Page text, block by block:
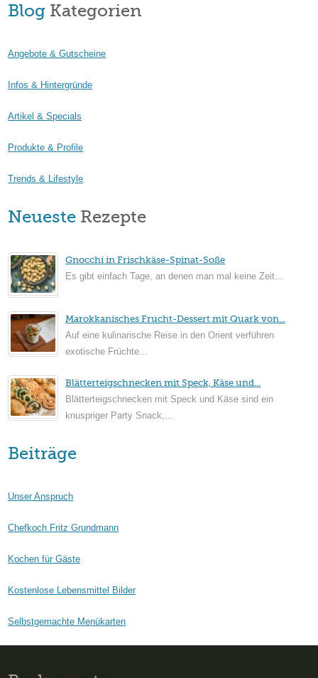
Blog Kategorien
Angebote & Gutscheine
Infos & Hintergründe
Artikel & Specials
Produkte & Profile
Trends & Lifestyle
Neueste Rezepte
Gnocchi in Frischkäse-Spinat-Soße
Es gibt einfach Tage, an denen man mal keine Zeit...
Marokkanisches Frucht-Dessert mit Quark von...
Auf eine kulinarische Reise in den Orient verführen
exotische Früchte...
Blätterteigschnecken mit Speck, Käse und...
Blätterteigschnecken mit Speck und Käse sind ein
knuspriger Party Snack,...
Beiträge
Unser Anspruch
Chefkoch Fritz Grundmann
Kochen für Gäste
Kostenlose Lebensmittel Bilder
Selbstgemachte Menükarten